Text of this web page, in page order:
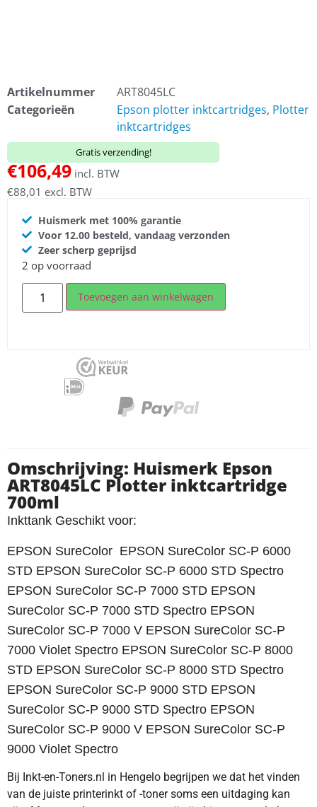
Artikelnummer
ART8045LC
Categorieën
Epson plotter inktcartridges, Plotter
inktcartridges
Gratis verzending!
€106,49 incl. BTW
€88,01 excl. BTW
Huismerk met 100% garantie
Voor 12.00 besteld, vandaag verzonden
Zeer scherp geprijsd
2 op voorraad
Toevoegen aan winkelwagen
Omschrijving: Huismerk Epson
ART8045LC Plotter inktcartridge
700ml
Inkttank Geschikt voor:
EPSON SureColor EPSON SureColor SC-P 6000
STD EPSON SureColor SC-P 6000 STD Spectro
EPSON SureColor SC-P 7000 STD EPSON
SureColor SC-P 7000 STD Spectro EPSON
SureColor SC-P 7000 V EPSON SureColor SC-P
7000 Violet Spectro EPSON SureColor SC-P 8000
STD EPSON SureColor SC-P 8000 STD Spectro
EPSON SureColor SC-P 9000 STD EPSON
SureColor SC-P 9000 STD Spectro EPSON
SureColor SC-P 9000 V EPSON SureColor SC-P
9000 Violet Spectro
Bij Inkt-en-Toners.nl in Hengelo begrijpen we dat het vinden
van de juiste printerinkt of -toner soms een uitdaging kan